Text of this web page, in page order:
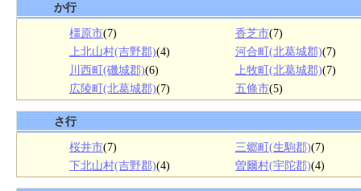
か行
橿原市(7) 香芝市(7)
上北山村(吉野郡)(4) 河合町(北葛城郡)(7)
川西町(磯城郡)(6) 上牧町(北葛城郡)(7)
広陵町(北葛城郡)(7) 五條市(5)
さ行
桜井市(7) 三郷町(生駒郡)(7)
下北山村(吉野郡)(4) 曽爾村(宇陀郡)(4)